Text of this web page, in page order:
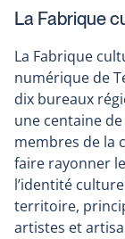
La Fabrique
La Fabrique
numérique de
dix bureaux
une centaine
membres de la
faire rayonner
l’identité
territoire,
artistes et